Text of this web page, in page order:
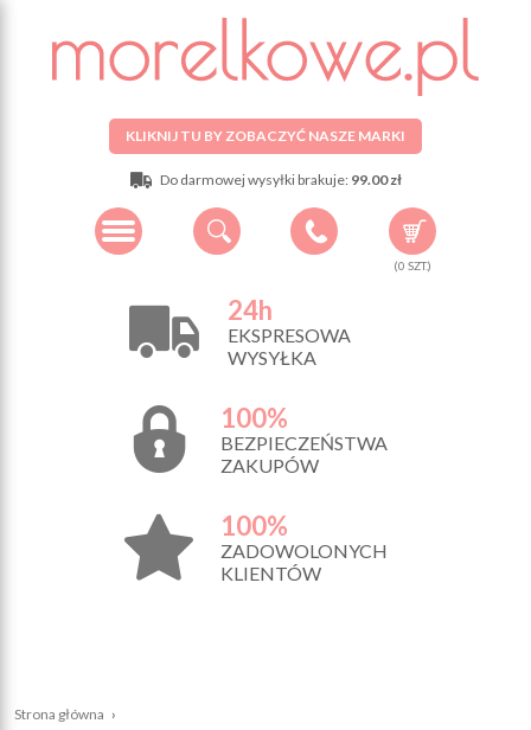
KLIKNIJ TU BY ZOBACZYĆ NASZE MARKI
Do darmowej wysyłki brakuje: 99.00 zł
(0 SZT.)
24h
EKSPRESOWA
WYSYŁKA
100%
BEZPIECZEŃSTWA
ZAKUPÓW
100%
ZADOWOLONYCH
KLIENTÓW
Strona główna ›